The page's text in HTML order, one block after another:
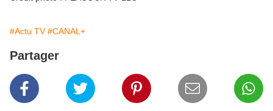
#Actu TV #CANAL+
Partager